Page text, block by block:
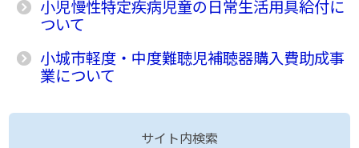
小児慢性特定疾病児童の日常生活用具給付に
ついて
小城市軽度・中度難聴児補聴器購入費助成事
業について
サイト内検索